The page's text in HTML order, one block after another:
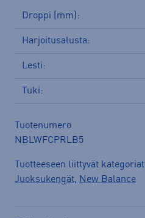
Droppi (mm):
Harjoitusalusta:
Lesti:
Tuki:
Tuotenumero
NBLWFCPRLB5
Tuotteeseen liittyvät kategoriat
Juoksukengät, New Balance